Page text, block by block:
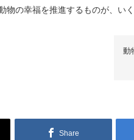
物の幸福を推進するものが、い
動
Share